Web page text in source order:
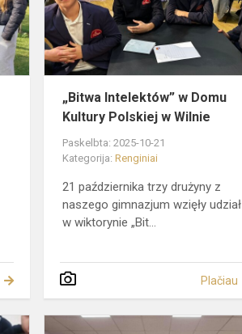
vienos
dienos
stovykloje
„Švie...
„Bitwa Intelektów” w Domu
Kultury Polskiej w Wilnie
Paskelbta: 2025-10-21
Kategorija:Renginiai
21 października trzy drużyny z
naszego gimnazjum wzięły udział
w wiktorynie „Bit...
Plačiau
Zajęcia